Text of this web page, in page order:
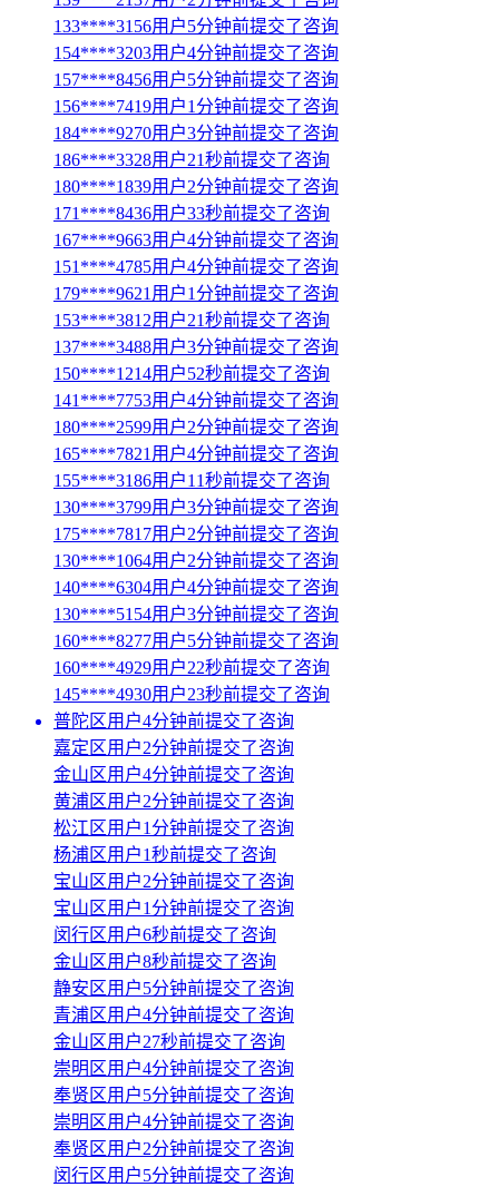
133****3156用户5分钟前提交了咨询
154****3203用户4分钟前提交了咨询
157****8456用户5分钟前提交了咨询
156****7419用户1分钟前提交了咨询
184****9270用户3分钟前提交了咨询
186****3328用户21秒前提交了咨询
180****1839用户2分钟前提交了咨询
171****8436用户33秒前提交了咨询
167****9663用户4分钟前提交了咨询
151****4785用户4分钟前提交了咨询
179****9621用户1分钟前提交了咨询
153****3812用户21秒前提交了咨询
137****3488用户3分钟前提交了咨询
150****1214用户52秒前提交了咨询
141****7753用户4分钟前提交了咨询
180****2599用户2分钟前提交了咨询
165****7821用户4分钟前提交了咨询
155****3186用户11秒前提交了咨询
130****3799用户3分钟前提交了咨询
175****7817用户2分钟前提交了咨询
130****1064用户2分钟前提交了咨询
140****6304用户4分钟前提交了咨询
130****5154用户3分钟前提交了咨询
160****8277用户5分钟前提交了咨询
160****4929用户22秒前提交了咨询
145****4930用户23秒前提交了咨询
普陀区用户4分钟前提交了咨询
嘉定区用户2分钟前提交了咨询
金山区用户4分钟前提交了咨询
黄浦区用户2分钟前提交了咨询
松江区用户1分钟前提交了咨询
杨浦区用户1秒前提交了咨询
宝山区用户2分钟前提交了咨询
宝山区用户1分钟前提交了咨询
闵行区用户6秒前提交了咨询
金山区用户8秒前提交了咨询
静安区用户5分钟前提交了咨询
青浦区用户4分钟前提交了咨询
金山区用户27秒前提交了咨询
崇明区用户4分钟前提交了咨询
奉贤区用户5分钟前提交了咨询
崇明区用户4分钟前提交了咨询
奉贤区用户2分钟前提交了咨询
闵行区用户5分钟前提交了咨询